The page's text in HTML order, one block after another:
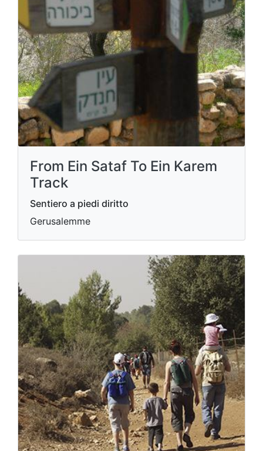
From Ein Sataf To Ein Karem
Track
Sentiero a piedi diritto
Gerusalemme